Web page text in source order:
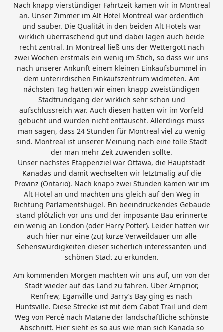
Nach knapp vierstündiger Fahrtzeit kamen wir in Montreal
an. Unser Zimmer im Alt Hotel Montreal war ordentlich
und sauber. Die Qualität in den beiden Alt Hotels war
wirklich überraschend gut und dabei lagen auch beide
recht zentral. In Montreal ließ uns der Wettergott nach
zwei Wochen erstmals ein wenig im Stich, so dass wir uns
nach unserer Ankunft einem kleinen Einkaufsbummel in
dem unterirdischen Einkaufszentrum widmeten. Am
nächsten Tag hatten wir einen knapp zweistündigen
Stadtrundgang der wirklich sehr schön und
aufschlussreich war. Auch diesen hatten wir im Vorfeld
gebucht und wurden nicht enttäuscht. Allerdings muss
man sagen, dass 24 Stunden für Montreal viel zu wenig
sind. Montreal ist unserer Meinung nach eine tolle Stadt
der man mehr Zeit zuwenden sollte.
Unser nächstes Etappenziel war Ottawa, die Hauptstadt
Kanadas und damit wechselten wir letztmalig auf die
Provinz (Ontario). Nach knapp zwei Stunden kamen wir im
Alt Hotel an und machten uns gleich auf den Weg in
Richtung Parlamentshügel. Ein beeindruckendes Gebäude
stand plötzlich vor uns und der imposante Bau erinnerte
ein wenig an London (oder Harry Potter). Leider hatten wir
auch hier nur eine (zu) kurze Verweildauer um alle
Sehenswürdigkeiten dieser sicherlich interessanten und
schönen Stadt zu erkunden.
Am kommenden Morgen machten wir uns auf, um von der
Stadt wieder auf das Land zu fahren. Über Arnprior,
Renfrew, Eganville und Barry’s Bay ging es nach
Huntsville. Diese Strecke ist mit dem Cabot Trail und dem
Weg von Percé nach Matane der landschaftliche schönste
Abschnitt. Hier sieht es so aus wie man sich Kanada so